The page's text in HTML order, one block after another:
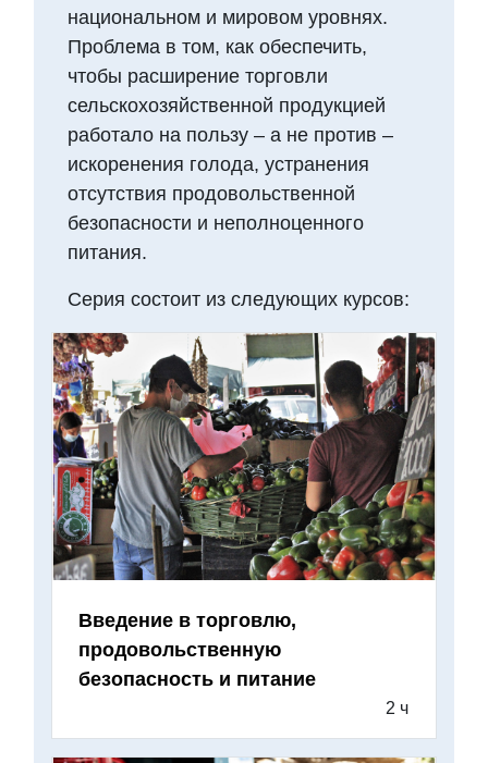
национальном и мировом уровнях.
Проблема в том, как обеспечить,
чтобы расширение торговли
сельскохозяйственной продукцией
работало на пользу – а не против –
искоренения голода, устранения
отсутствия продовольственной
безопасности и неполноценного
питания.
Серия состоит из следующих курсов:
Введение в торговлю,
продовольственную
безопасность и питание
2 ч